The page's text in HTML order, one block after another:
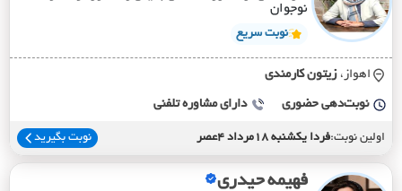
نوجوان
نوبت سریع
اهواز، زيتون کارمندي
نوبت‌دهی حضوری دارای مشاوره تلفنی
اولین نوبت:فردا یکشنبه 18مرداد 4عصر نوبت بگیرید
فهیمه حیدری